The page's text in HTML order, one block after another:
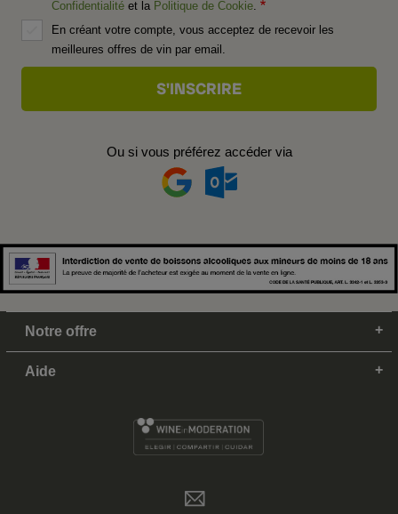
Confidentialité et la Politique de Cookie
En créant votre compte, vous acceptez de recevoir les
meilleures offres de vin par email.
Ou si vous préférez accéder via
Notre offre
Aide